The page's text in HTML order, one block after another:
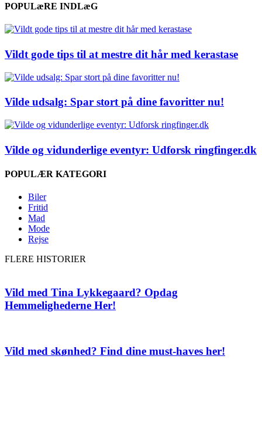
POPULæRE INDLæG
Vildt gode tips til at mestre dit hår med kerastase
Vilde udsalg: Spar stort på dine favoritter nu!
Vilde og vidunderlige eventyr: Udforsk ringfinger.dk
POPULÆR KATEGORI
Biler
Fritid
Mad
Mode
Rejse
FLERE HISTORIER
Vild med Tina Lykkegaard? Opdag
Hemmelighederne Her!
Vild med skønhed? Find dine must-haves her!